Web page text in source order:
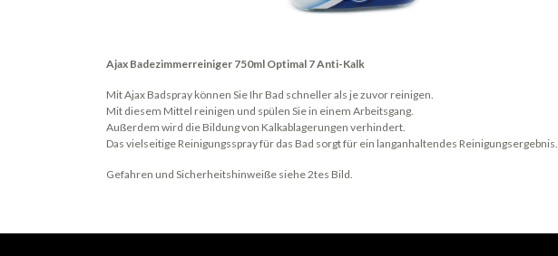
Ajax Badezimmerreiniger 750ml Optimal 7 Anti-Kalk
Mit Ajax Badspray können Sie Ihr Bad schneller als je zuvor reinigen.
Mit diesem Mittel reinigen und spülen Sie in einem Arbeitsgang.
Außerdem wird die Bildung von Kalkablagerungen verhindert.
Das vielseitige Reinigungsspray für das Bad sorgt für ein langanhaltendes Reinigungsergebnis.
Gefahren und Sicherheitshinweiße siehe 2tes Bild.